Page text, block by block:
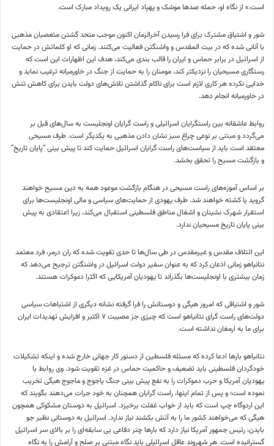
است.» از نگاه او، حمله صد‌ها موشک و پهپاد ایرانی یک رویداد مبارک است.
شور و اشتیاق مشترک برای فرا رسیدن آخرالزمان اکنون موجب متحد گشتن متعصبان مذهبی
با آنانی شده که در بیت المقدس و واشنگتن فعالیت می‌کنند. زمانی که او کلماتش در حمایت
از اسرائیل در برابر حماس و ایران را قالب بندی می‌کند، هدف این اظهارات این است که
رستگاری مسیحیان را نزدیکتر کند، مومنان را به حمایت از جنگ در خاورمیانه ترغیب نماید و
خدایی نکرده هر کاری لازم است برای ناکام گذاشتن تلاش‌های دولت بایدن برای کاهش تنش
در خاورمیانه انجام دهد.
روابط عاشقانه بین راستگرایان اسرائیلی و راست گرایان اونجلیست به سال‌های قبل بر
می‌گردد و مبتنی بر نوعی چراغ سبز نشان دادن مذهبی به یکدیگر است. طرف مسیحی
معتقد است باید از سیاست‌های راست گرایان اسرائیل حمایت کند تا پیش بینی “پایان تاریخ”
و بازگشت مسیح را تحقق بخشد.
بر اساس آموزه‌های راست مسیحی در هنگام بازگشت موعود همه به دین مسیح خواهند
گروید یا کشته خواهند شد. طرف یهودی از حمایت‌های سیاسی و مالی اونجلیست‌ها برای
استقرار شهرک نشینان و اشغال مناطق فلسطینی استقبال می‌کند، زیرا اعتقادی به پیش
بینی پایان تاریخ مسیحیان ندارد.
این ائتلاف مقدس و غیرمقدس در طی سال‌ها تا حدی تقویت شده که ران درمر، فرد معتمد
نتانیاهو زمانی اذعان کرد که به عنوان سفیر دولت اسرائیل در واشنگتن ترجیح می‌دهد که
زمان بیشتری با اونجلیست‌ها بگذراند تا یهودیان آمریکایی که اکثرا دموکرات هستند.
شور و اشتیاقی که امروز هیگی و دوستانش را فرا گرفته نشانه دیگری از اشتباهات سیاسی
دولت‌های راست گرای نتانیاهو است که چیزی جز مصیبت ۷ اکتبر و افزایش تهدیدات ایران
برای ما به ارمغان نداشته است.
نتانیاهو بار‌ها ادعا کرده که مسئله فلسطین از دستور کار جهانی خارج شده و اینکه تشکیلات
خودگردان فلسطینی باید تضعیف و حاکمیت حماس در غزه تقویت شود. وی روابط با
یهودیان آمریکا و حزب دموکرات را به نفع پیش بینی جنگ یاجوج و ماجوج هیگی تخریب
نموده است؛ و پس از تمام اینها، راست گرایان همچنان به خود جرات می‌دهند بگویند که
این اردوگاه چپ است که باید از خواب غفلت برخیزد. اسرائیل به دوستان مشکوکی همچون
هیگی که می‌خواهند کشور ما را به آتش بکشند نیاز ندارد. اسرائیل به دوستانی نظیر جو
بایدن، رئیس جمهور آمریکا نیاز دارد که بار‌ها چتر دفاعی بی سابقه‌ای را بر بالای سر اسرائیل
گسترانیده است. هر شهروند عاقل اسرائیلی باید نگاه مبتنی بر صلح و آرامش را به نگاه